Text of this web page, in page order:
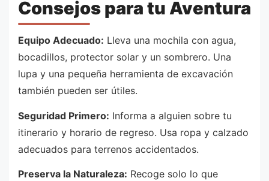
Consejos para tu Aventura
Equipo Adecuado: Lleva una mochila con agua,
bocadillos, protector solar y un sombrero. Una
lupa y una pequeña herramienta de excavación
también pueden ser útiles.
Seguridad Primero: Informa a alguien sobre tu
itinerario y horario de regreso. Usa ropa y calzado
adecuados para terrenos accidentados.
Preserva la Naturaleza: Recoge solo lo que